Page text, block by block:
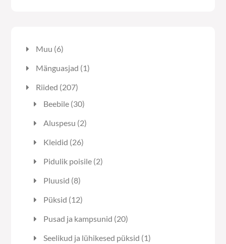
Muu 66
toodet
Mänguasjad 11
Riided 207207
toodet
Beebile 3030
Aluspesu 22
Kleidid 2626
toodet
Pidulik poisile 22
Pluusid 88
Püksid 1212
Pusad ja kampsunid 2020
toodet
Seelikud ja lühikesed püksid 11